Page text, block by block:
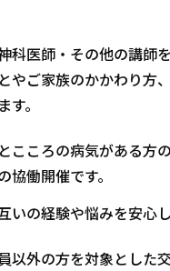
科医師・その他の講師
やご家族のかかわり方
。
こころの病気がある方
協働開催です。
いの経験や悩みを安心
以外の方を対象とした